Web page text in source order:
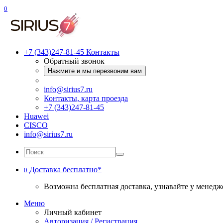
0
+7 (343)247-81-45 Контакты
Обратный звонок
Нажмите и мы перезвоним вам
info@sirius7.ru
Контакты, карта проезда
+7 (343)247-81-45
Huawei
CISCO
info@sirius7.ru
0 Доставка бесплатно*
Возможна бесплатная доставка, узнавайте у
Меню
Личный кабинет
Авторизация / Регистрация